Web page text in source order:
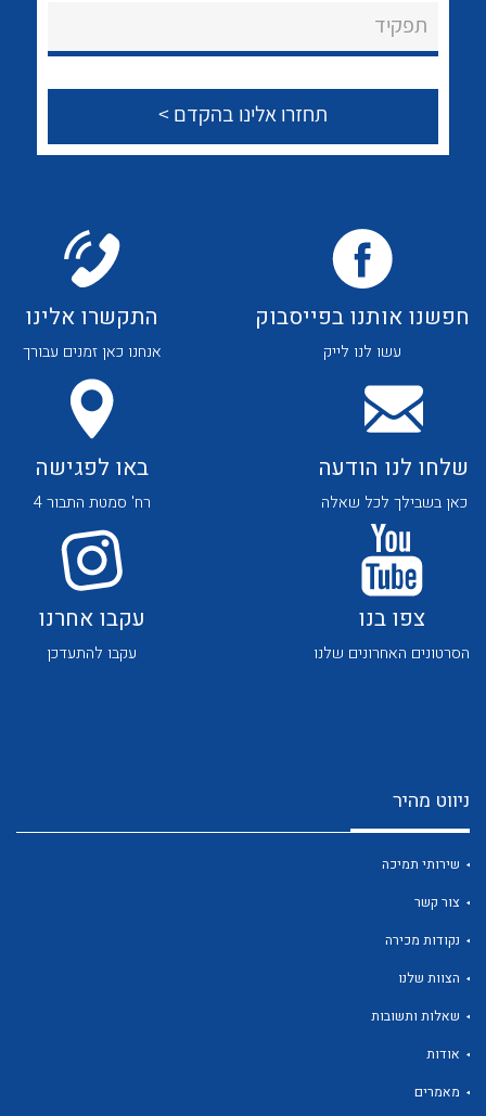
צור קשר
לכל מוצרי היצרן לכל מוצרי היצרן
תפקיד
חפשנו אותנו בפייסבוק
עשו לנו לייק
התקשרו אלינו
אנחנו כאן זמנים עבורך
שלחו לנו הודעה
כאן בשבילך לכל שאלה
באו לפגישה
רח' סמטת התבור 4
צפו בנו
הסרטונים האחרונים שלנו
עקבו אחרנו
עקבו להתעדכן
ניווט מהיר
שירותי תמיכה
צור קשר
נקודות מכירה
הצוות שלנו
שאלות ותשובות
אודות
מאמרים